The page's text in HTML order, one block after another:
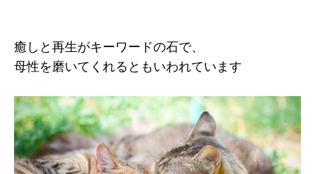
癒しと再生がキーワードの石で、
母性を磨いてくれるともいわれています